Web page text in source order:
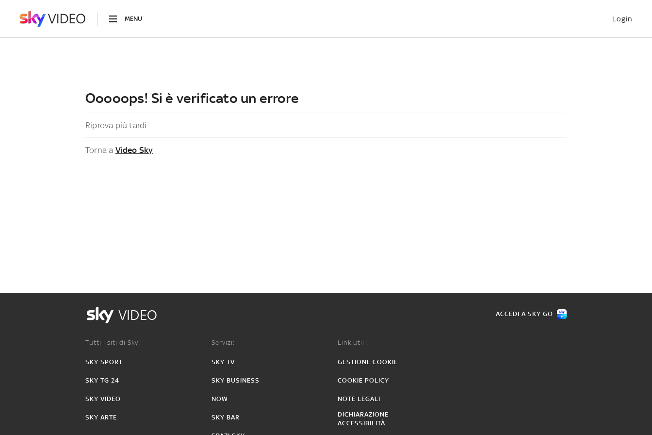
MENU Login
Ooooops! Si è verificato un errore
Riprova più tardi
Torna a Video Sky
VIDEO ACCEDI A SKY GO
Tutti i siti di Sky:
SKY SPORT
SKY TG 24
SKY VIDEO
SKY ARTE
Servizi:
SKY TV
SKY BUSINESS
NOW
SKY BAR
Link utili:
GESTIONE COOKIE
COOKIE POLICY
NOTE LEGALI
DICHIARAZIONE
ACCESSIBILITÀ